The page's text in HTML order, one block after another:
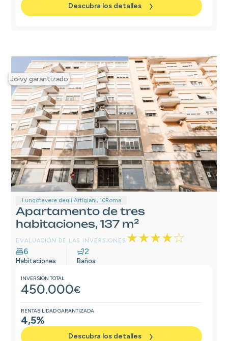
Descubra los detalles
Joivy garantizado
Lungotevere degli Artigiani, 10Roma
Apartamento de tres
habitaciones, 137 m²
EVALUACIÓN DE LAS INVERSIONES ★★★★☆
6
Habitaciones
2
Baños
INVERSIÓN TOTAL
450.000€
RENTABILIDAD GARANTIZADA
4,5%
Descubra los detalles